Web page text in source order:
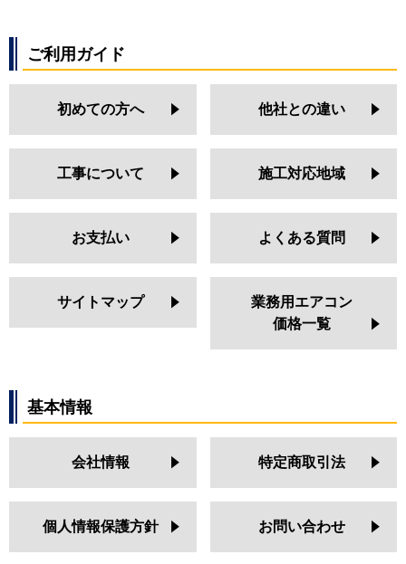
ご利用ガイド
初めての方へ 他社との違い
工事について 施工対応地域
お支払い よくある質問
サイトマップ
業務用エアコン
価格一覧
基本情報
会社情報 特定商取引法
個人情報保護方針 お問い合わせ